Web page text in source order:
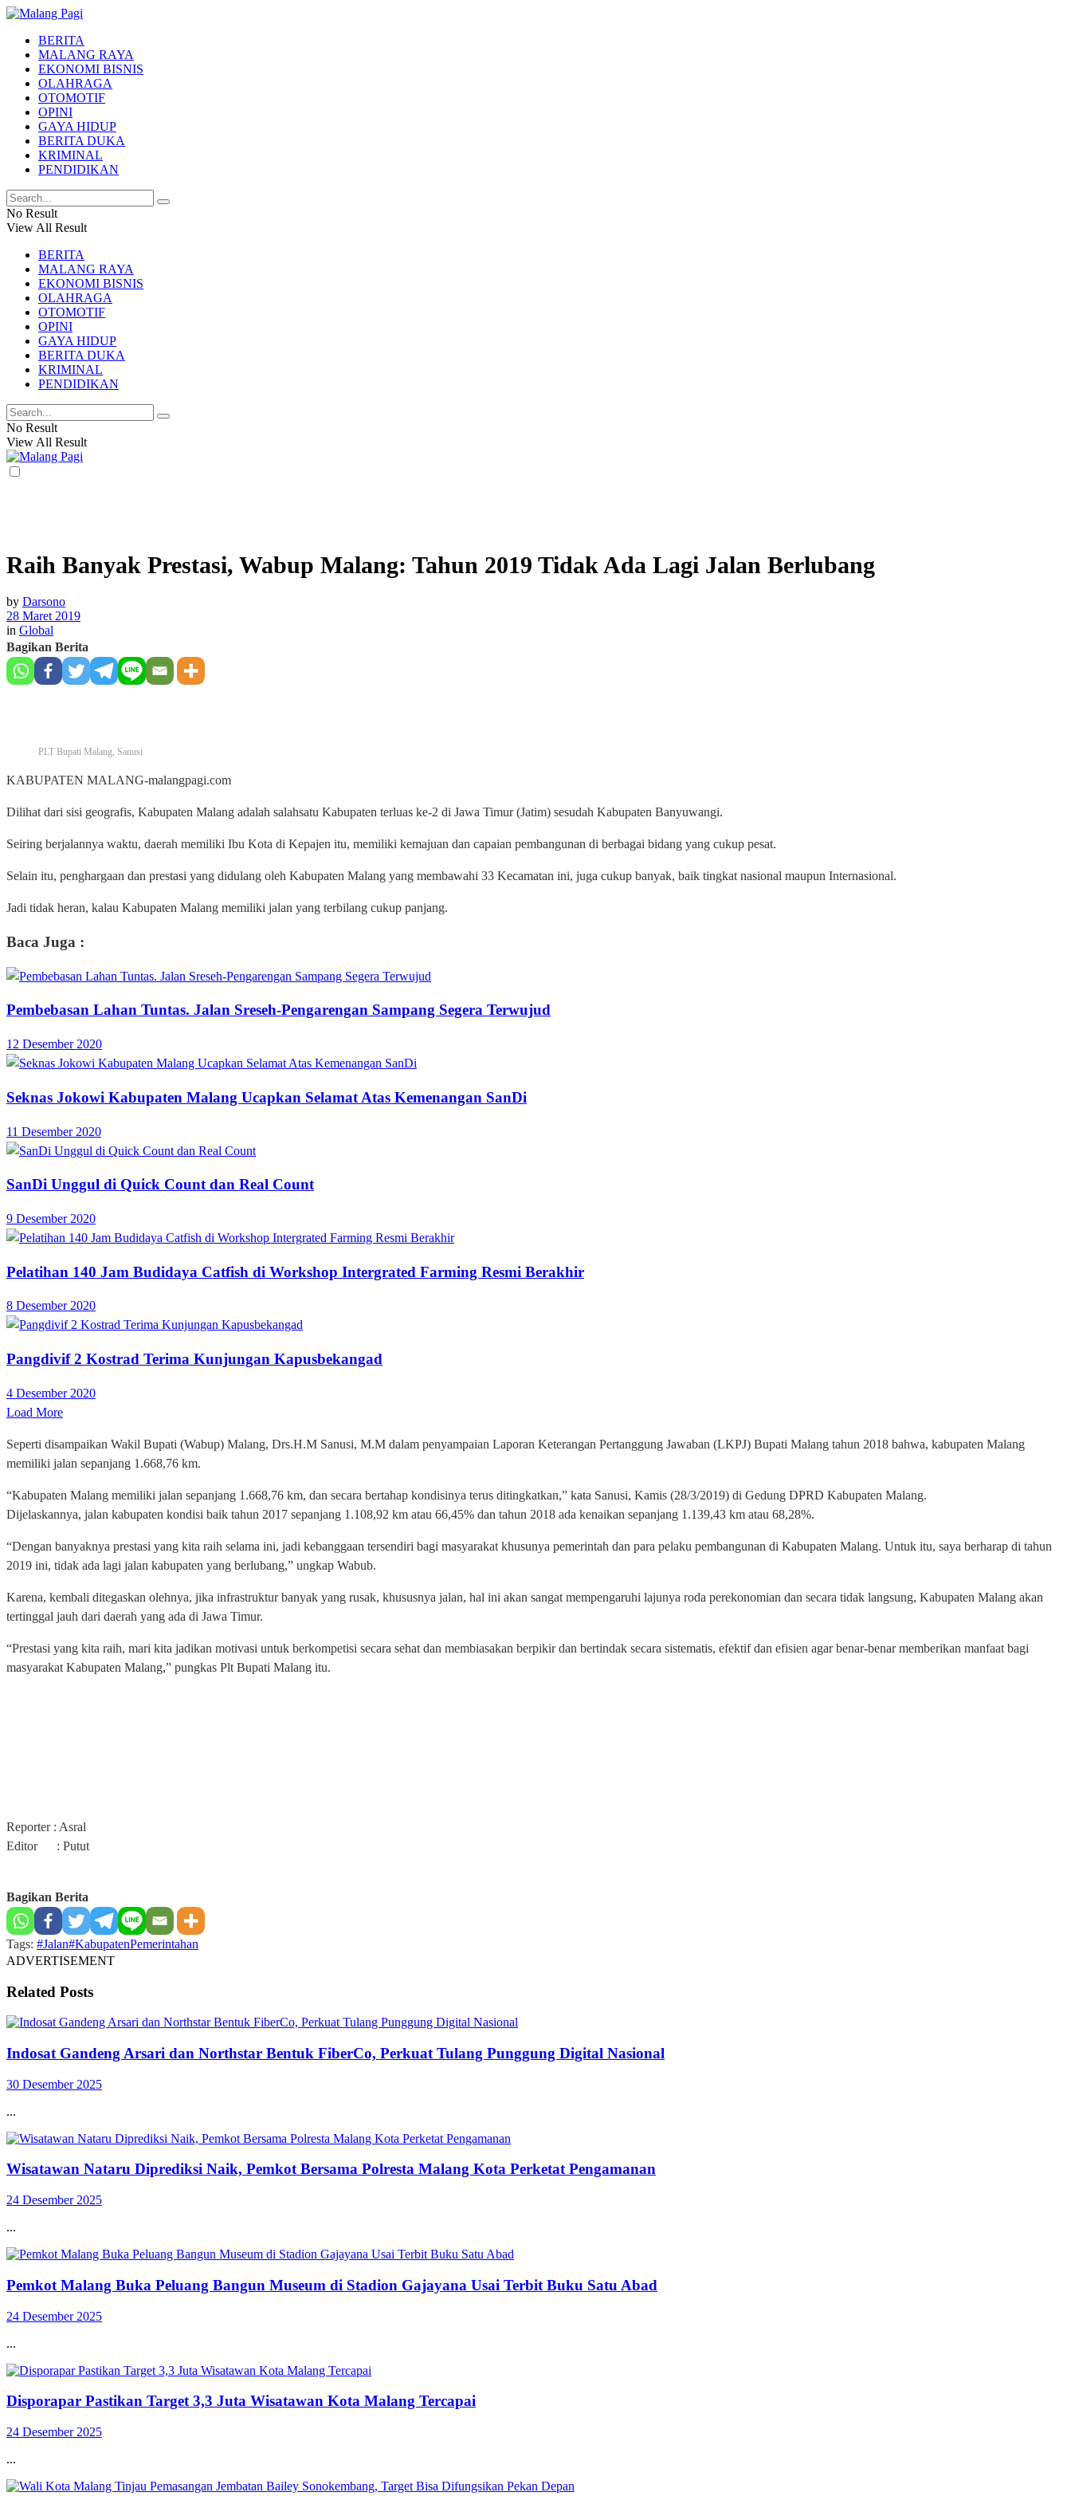
BERITA
MALANG RAYA
EKONOMI BISNIS
OLAHRAGA
OTOMOTIF
OPINI
GAYA HIDUP
BERITA DUKA
KRIMINAL
PENDIDIKAN
No Result
View All Result
BERITA
MALANG RAYA
EKONOMI BISNIS
OLAHRAGA
OTOMOTIF
OPINI
GAYA HIDUP
BERITA DUKA
KRIMINAL
PENDIDIKAN
No Result
View All Result
Raih Banyak Prestasi, Wabup Malang: Tahun 2019 Tidak Ada Lagi Jalan Berlubang
by Darsono
28 Maret 2019
in Global
Bagikan Berita
PLT Bupati Malang, Sanusi
KABUPATEN MALANG-malangpagi.com
Dilihat dari sisi geografis, Kabupaten Malang adalah salahsatu Kabupaten terluas ke-2 di Jawa Timur (Jatim) sesudah Kabupaten Banyuwangi.
Seiring berjalannya waktu, daerah memiliki Ibu Kota di Kepajen itu, memiliki kemajuan dan capaian pembangunan di berbagai bidang yang cukup pesat.
Selain itu, penghargaan dan prestasi yang didulang oleh Kabupaten Malang yang membawahi 33 Kecamatan ini, juga cukup banyak, baik tingkat nasional maupun Internasional.
Jadi tidak heran, kalau Kabupaten Malang memiliki jalan yang terbilang cukup panjang.
Baca Juga :
Pembebasan Lahan Tuntas. Jalan Sreseh-Pengarengan Sampang Segera Terwujud
12 Desember 2020
Seknas Jokowi Kabupaten Malang Ucapkan Selamat Atas Kemenangan SanDi
11 Desember 2020
SanDi Unggul di Quick Count dan Real Count
9 Desember 2020
Pelatihan 140 Jam Budidaya Catfish di Workshop Intergrated Farming Resmi Berakhir
8 Desember 2020
Pangdivif 2 Kostrad Terima Kunjungan Kapusbekangad
4 Desember 2020
Load More
Seperti disampaikan Wakil Bupati (Wabup) Malang, Drs.H.M Sanusi, M.M dalam penyampaian Laporan Keterangan Pertanggung Jawaban (LKPJ) Bupati Malang tahun 2018 bahwa, kabupaten Malang
memiliki jalan sepanjang 1.668,76 km.
“Kabupaten Malang memiliki jalan sepanjang 1.668,76 km, dan secara bertahap kondisinya terus ditingkatkan,” kata Sanusi, Kamis (28/3/2019) di Gedung DPRD Kabupaten Malang.
Dijelaskannya, jalan kabupaten kondisi baik tahun 2017 sepanjang 1.108,92 km atau 66,45% dan tahun 2018 ada kenaikan sepanjang 1.139,43 km atau 68,28%.
“Dengan banyaknya prestasi yang kita raih selama ini, jadi kebanggaan tersendiri bagi masyarakat khusunya pemerintah dan para pelaku pembangunan di Kabupaten Malang. Untuk itu, saya berharap di tahun
2019 ini, tidak ada lagi jalan kabupaten yang berlubang,” ungkap Wabub.
Karena, kembali ditegaskan olehnya, jika infrastruktur banyak yang rusak, khususnya jalan, hal ini akan sangat mempengaruhi lajunya roda perekonomian dan secara tidak langsung, Kabupaten Malang akan
tertinggal jauh dari daerah yang ada di Jawa Timur.
“Prestasi yang kita raih, mari kita jadikan motivasi untuk berkompetisi secara sehat dan membiasakan berpikir dan bertindak secara sistematis, efektif dan efisien agar benar-benar memberikan manfaat bagi
masyarakat Kabupaten Malang,” pungkas Plt Bupati Malang itu.
Reporter : Asral
Editor : Putut
Bagikan Berita
Tags: #Jalan#KabupatenPemerintahan
ADVERTISEMENT
Related Posts
Indosat Gandeng Arsari dan Northstar Bentuk FiberCo, Perkuat Tulang Punggung Digital Nasional
30 Desember 2025
...
Wisatawan Nataru Diprediksi Naik, Pemkot Bersama Polresta Malang Kota Perketat Pengamanan
24 Desember 2025
...
Pemkot Malang Buka Peluang Bangun Museum di Stadion Gajayana Usai Terbit Buku Satu Abad
24 Desember 2025
...
Disporapar Pastikan Target 3,3 Juta Wisatawan Kota Malang Tercapai
24 Desember 2025
...